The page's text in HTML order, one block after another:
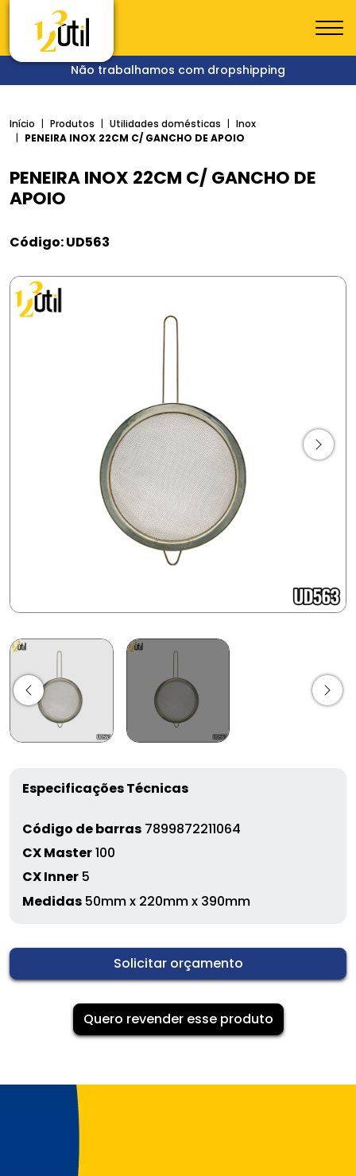
Não trabalhamos com dropshipping
Início Produtos Utilidades domésticas
Inox
PENEIRA INOX 22CM C/ GANCHO DE APOIO
PENEIRA INOX 22CM C/ GANCHO DE
APOIO
Código: UD563
Especificações Técnicas
Código de barras 7899872211064
CX Master100
CX Inner 5
Medidas 50mm x 220mm x 390mm
Solicitar orçamento
Quero revender esse produto